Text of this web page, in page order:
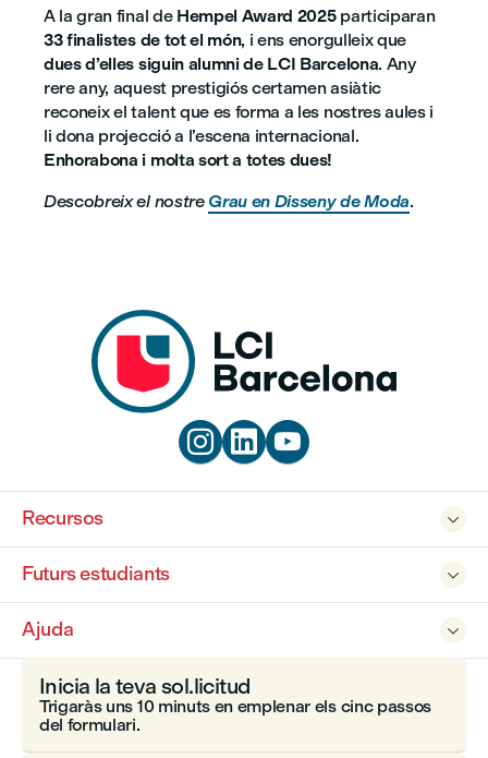
A la gran final de Hempel Award 2025participaran
33 finalistes de tot el món, i ens enorgulleix que
dues d’elles siguin alumni de LCI Barcelona. Any
rere any, aquest prestigiós certamen asiàtic
reconeix el talent que es forma a les nostres aules i
li dona projecció a l’escena internacional.
Enhorabona i molta sort a totes dues!
Descobreix el nostre Grau en Disseny de Moda.
  

Recursos

Futurs estudiants

Ajuda
Inicia la teva sol.licitud
Trigaràs uns 10 minuts en emplenar els cinc passos
del formulari.